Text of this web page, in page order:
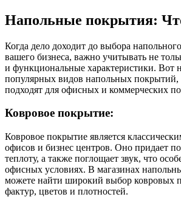
Напольные покрытия:
Когда дело доходит до выбора
вашего бизнеса, важно учитывать не
и функциональные характеристики. Вот
популярных видов напольных покрытий,
подходят для офисных и коммерческих
Ковровое покрытие:
Ковровое покрытие является
офисов и бизнес центров. Оно придает
теплоту, а также поглощает звук, что
офисных условиях. В магазинах
можете найти широкий выбор ковровых
фактур, цветов и плотностей.